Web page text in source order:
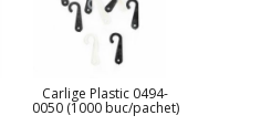
Carlige Plastic 0494-
0050 (1000 buc/pachet)